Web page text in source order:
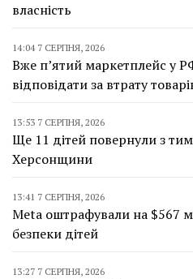
власність
14:04 7 СЕРПНЯ, 2026
Вже п’ятий маркетплейс у
відповідати за втрату
13:53 7 СЕРПНЯ, 2026
Ще 11 дітей повернули з
Херсонщини
13:41 7 СЕРПНЯ, 2026
Meta оштрафували на $567
безпеки дітей
13:27 7 СЕРПНЯ, 2026